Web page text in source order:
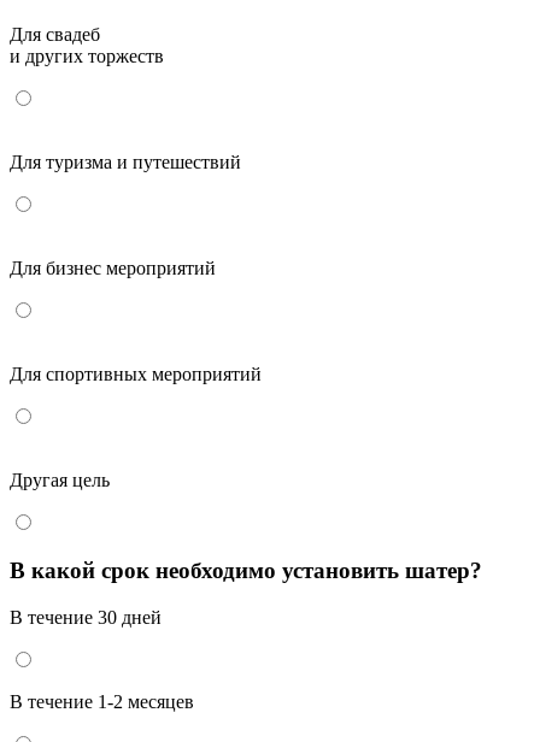
Для свадеб
и других торжеств
Для туризма и путешествий
Для бизнес мероприятий
Для спортивных мероприятий
Другая цель
В какой срок необходимо установить шатер?
В течение 30 дней
В течение 1-2 месяцев